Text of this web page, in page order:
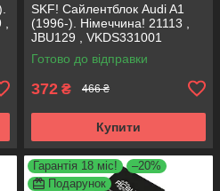
SKF! Сайлентблок Audi A1
(1996-). Німеччина! 21113 ,
JBU129 , VKDS331001
Готово до відправки
372 ₴ 466 ₴
Купити
Гарантія 18 міс!
–20%
Подарунок